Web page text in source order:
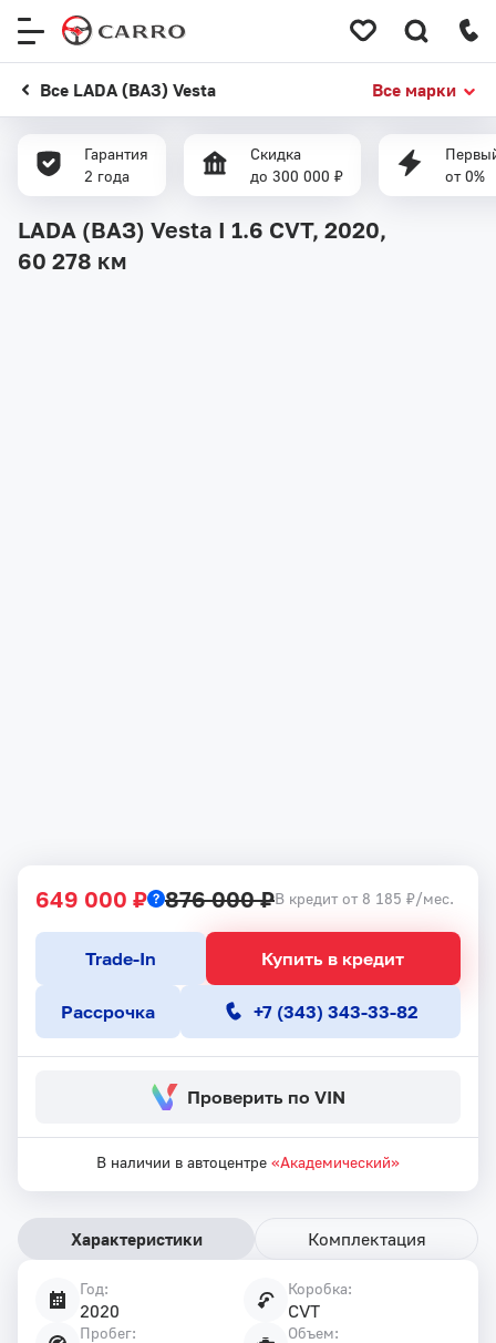
Все LADA (ВАЗ) Vesta Все марки
Гарантия
2 года
Скидка
до 300 000 ₽
от 0%
LADA (ВАЗ) Vesta I 1.6 CVT, 2020,
60 278 км
649 000 ₽ 876 000 ₽В кредит от 8 185 ₽/мес.
Купить в кредит
Trade-In
Рассрочка +7 (343) 343-33-82
Проверить по VIN
В наличии в автоцентре «Академический»
Характеристики Комплектация
Год:
2020
Коробка:
CVT
Пробег: Объем: